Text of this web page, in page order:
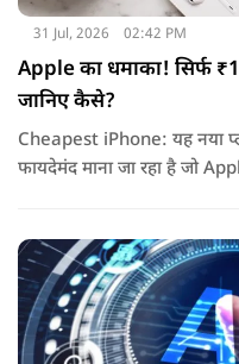
31 Jul, 2026 02:42 PM
Apple का धमाका! सिर्फ
जानिए कैसे?
Cheapest iPhone: यह नया
फायदेमंद माना जा रहा है जो